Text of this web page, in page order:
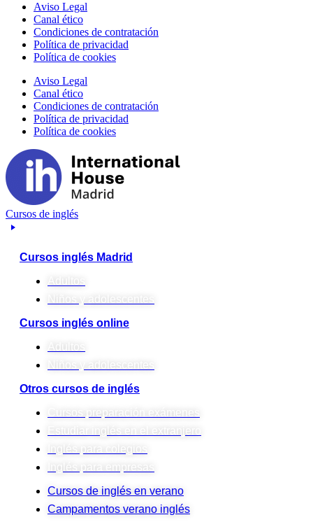
Aviso Legal
Canal ético
Condiciones de contratación
Política de privacidad
Política de cookies
Aviso Legal
Canal ético
Condiciones de contratación
Política de privacidad
Política de cookies
Cursos de inglés
Cursos inglés Madrid
Adultos
Niños y adolescentes
Cursos inglés online
Adultos
Niños y adolescentes
Otros cursos de inglés
Cursos preparación exámenes
Estudiar inglés en el extranjero
Inglés para colegios
Inglés para empresas
Cursos de inglés en verano
Campamentos verano inglés